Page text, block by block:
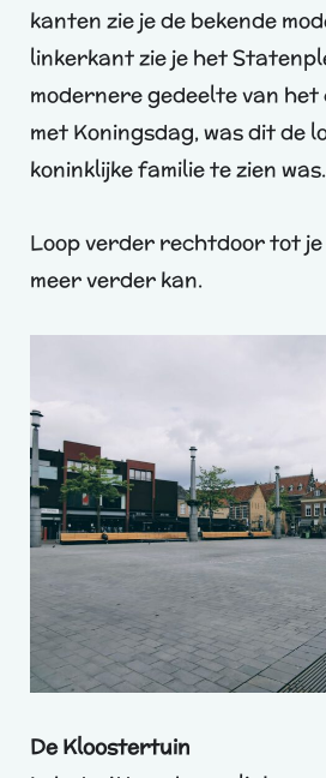
kanten zie je de bekende
linkerkant zie je het
modernere gedeelte van het
met Koningsdag, was dit de
koninklijke familie te zien was.
Loop verder rechtdoor tot
meer verder kan.
De Kloostertuin